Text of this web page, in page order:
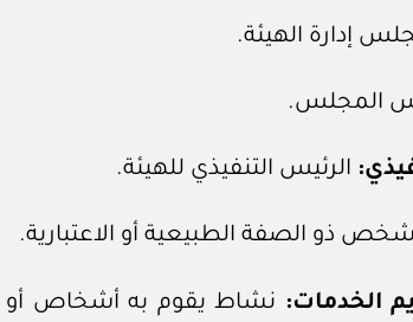
إدارة الهيئة.
المجلس.
الرئيس التنفيذي للهيئة.
ذو الصفة الطبيعية أو الاعتبارية.
الخدمات: نشاط يقوم به أشخاص أو